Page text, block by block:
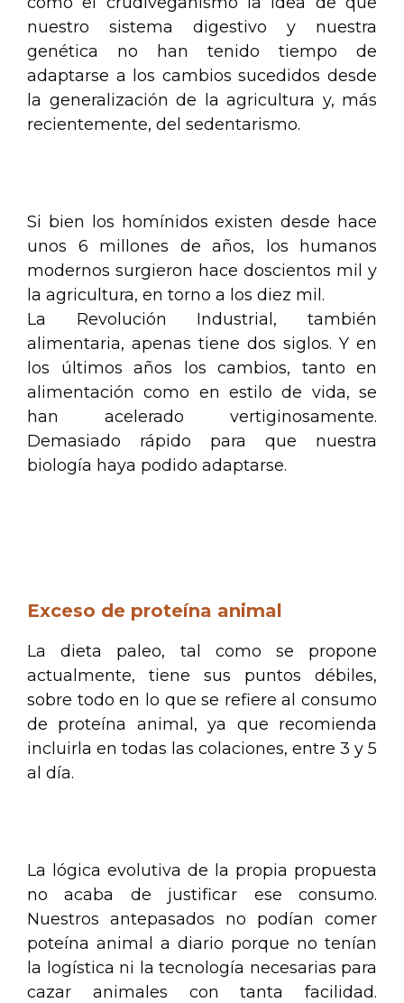
nuestro sistema digestivo y nuestra
genética no han tenido tiempo de
adaptarse a los cambios sucedidos desde
la generalización de la agricultura y, más
recientemente, del sedentarismo.
Si bien los homínidos existen desde hace
unos 6 millones de años, los humanos
modernos surgieron hace doscientos mil y
la agricultura, en torno a los diez mil.
La Revolución Industrial, también
alimentaria, apenas tiene dos siglos. Y en
los últimos años los cambios, tanto en
alimentación como en estilo de vida, se
han acelerado vertiginosamente.
Demasiado rápido para que nuestra
biología haya podido adaptarse.
Exceso de proteína animal
La dieta paleo, tal como se propone
actualmente, tiene sus puntos débiles,
sobre todo en lo que se refiere al consumo
de proteína animal, ya que recomienda
incluirla en todas las colaciones, entre 3 y 5
al día.
La lógica evolutiva de la propia propuesta
no acaba de justificar ese consumo.
Nuestros antepasados no podían comer
poteína animal a diario porque no tenían
la logística ni la tecnología necesarias para
cazar animales con tanta facilidad.